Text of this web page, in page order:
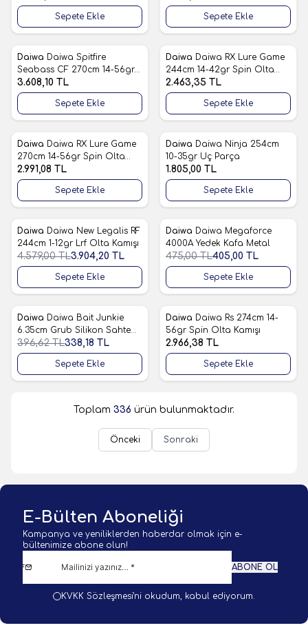
Sepete Ekle Sepete Ekle
Favorilere Ekle
Daiwa Daiwa Spitfire
Seabass CF 270cm 14-56gr
Spin Olta Kamışı
3.608,10 TL
Sepete Ekle
Favorilere Ekle
Daiwa Daiwa RX Lure Game
244cm 14-42gr Spin Olta
Kamışı
2.463,35 TL
Sepete Ekle
Favorilere Ekle
Daiwa Daiwa RX Lure Game
270cm 14-56gr Spin Olta
Kamışı
2.991,08 TL
Sepete Ekle
Favorilere Ekle
Daiwa Daiwa Ninja 254cm
10-35gr Uç Parça
1.805,00 TL
Sepete Ekle
%15
Favorilere Ekle
Daiwa Daiwa New Legalis RF
244cm 1-12gr Lrf Olta Kamışı
4.579,00TL3.904,20 TL
Sepete Ekle
%15
Favorilere Ekle
Daiwa Daiwa Megaforce
4000A Yedek Kafa Metal
475,00TL405,00 TL
Sepete Ekle
%15
Favorilere Ekle
Daiwa Daiwa Bait Junkie
6.35cm Grub Silikon Sahte
Yem
396,62TL338,18 TL
Sepete Ekle
Favorilere Ekle
Daiwa Daiwa Rs 274cm 14-
56gr Spin Olta Kamışı
2.966,38 TL
Sepete Ekle
Toplam 336 ürün bulunmaktadır.
Önceki Sonraki
E-Bülten Aboneliği
Kampanya ve yeniliklerden haberdar olmak için e-
bültenimize abone olun!
ABONE OL
KVKK Sözleşmesi'niokudum, kabul ediyorum.